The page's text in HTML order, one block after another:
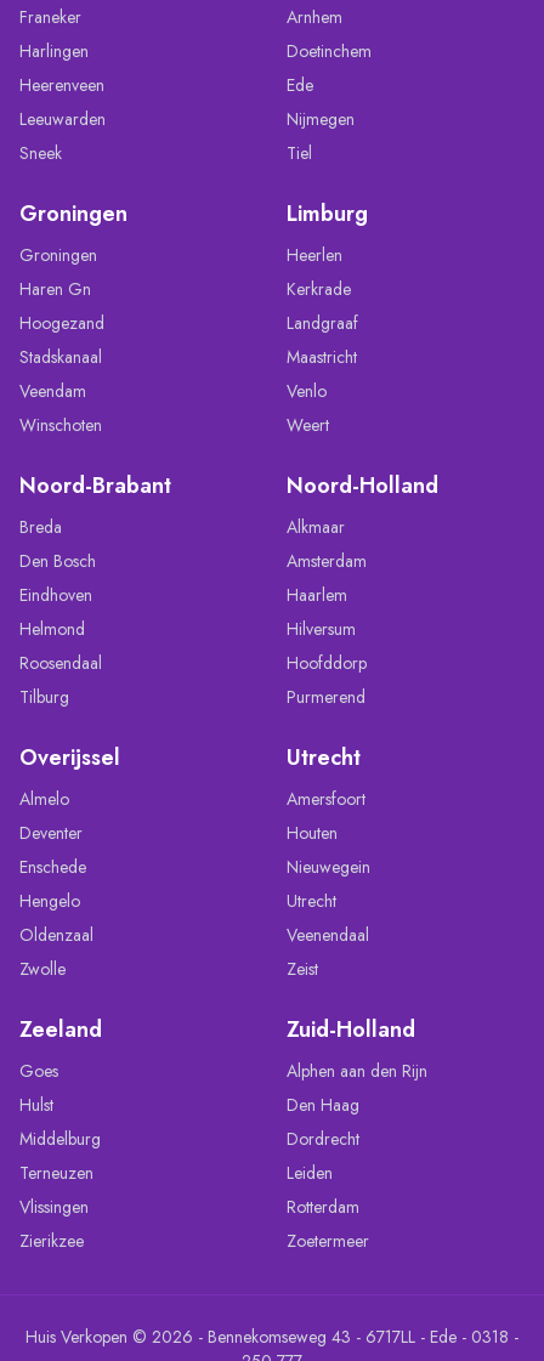
Franeker
Harlingen
Heerenveen
Leeuwarden
Sneek
Arnhem
Doetinchem
Ede
Nijmegen
Tiel
Groningen
Groningen
Haren Gn
Hoogezand
Stadskanaal
Veendam
Winschoten
Limburg
Heerlen
Kerkrade
Landgraaf
Maastricht
Venlo
Weert
Noord-Brabant
Breda
Den Bosch
Eindhoven
Helmond
Roosendaal
Tilburg
Noord-Holland
Alkmaar
Amsterdam
Haarlem
Hilversum
Hoofddorp
Purmerend
Overijssel
Almelo
Deventer
Enschede
Hengelo
Oldenzaal
Zwolle
Utrecht
Amersfoort
Houten
Nieuwegein
Utrecht
Veenendaal
Zeist
Zeeland
Goes
Hulst
Middelburg
Terneuzen
Vlissingen
Zierikzee
Zuid-Holland
Alphen aan den Rijn
Den Haag
Dordrecht
Leiden
Rotterdam
Zoetermeer
Huis Verkopen © 2026 - Bennekomseweg 43 - 6717LL - Ede - 0318 -